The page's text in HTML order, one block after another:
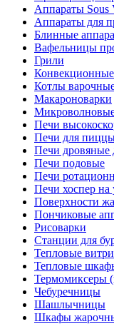
Аппараты Sous
Аппараты для
Блинные
Вафельницы
Грили
Котлы
Макароноварки
Печи
Печи для
Печи дровяные
Печи подовые
Печи
Печи хоспер на
Поверхности
Пончиковые
Рисоварки
Станции для
Тепловые
Тепловые
Термомиксеры
Чебуречницы
Шашлычницы
Шкафы